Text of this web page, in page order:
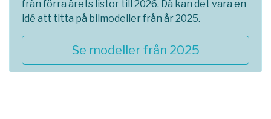
från förra årets listor till 2026. Då kan det vara en
idé att titta på bilmodeller från år 2025.
Se modeller från 2025